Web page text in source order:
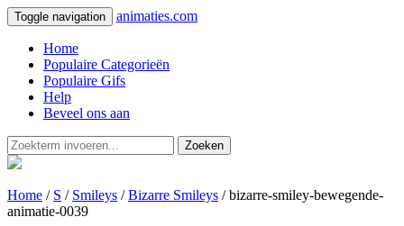
Toggle navigation animaties.com
Home
Populaire Categorieën
Populaire Gifs
Help
Beveel ons aan
Zoeken
Home / S / Smileys /Bizarre Smileys / bizarre-smiley-bewegende-
animatie-0039